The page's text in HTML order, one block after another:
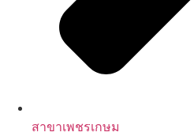
สาขาเพชรเกษม